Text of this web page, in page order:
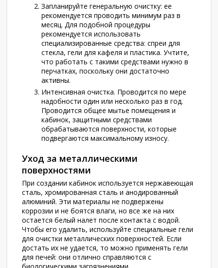
Запланируйте генеральную очистку: ее
рекомендуется проводить минимум раз в
месяц. Для подобной процедуры
рекомендуется использовать
специализированные средства: спреи для
стекла, гели для кафеля и пластика. Учтите,
что работать с такими средствами нужно в
перчатках, поскольку они достаточно
активны.
Интенсивная очистка. Проводится по мере
надобности один или несколько раз в год.
Проводится общее мытье помещения и
кабинок, защитными средствами
обрабатываются поверхности, которые
подвергаются максимальному износу.
Уход за металлическими
поверхностями
При создании кабинок используется нержавеющая
сталь, хромированная сталь и анодированный
алюминий. Эти материалы не подвержены
коррозии и не боятся влаги, но все же на них
остается белый налет после контакта с водой.
Чтобы его удалить, используйте специальные гели
для очистки металлических поверхностей. Если
достать их не удается, то можно применять гели
для печей: они отлично справляются с